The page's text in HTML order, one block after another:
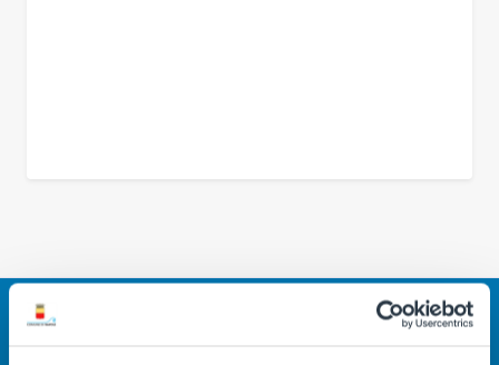
Quanto sono chiare le informazioni su questa